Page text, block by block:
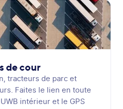
de cour
tracteurs de parc et
Faites le lien en toute
intérieur et le GPS